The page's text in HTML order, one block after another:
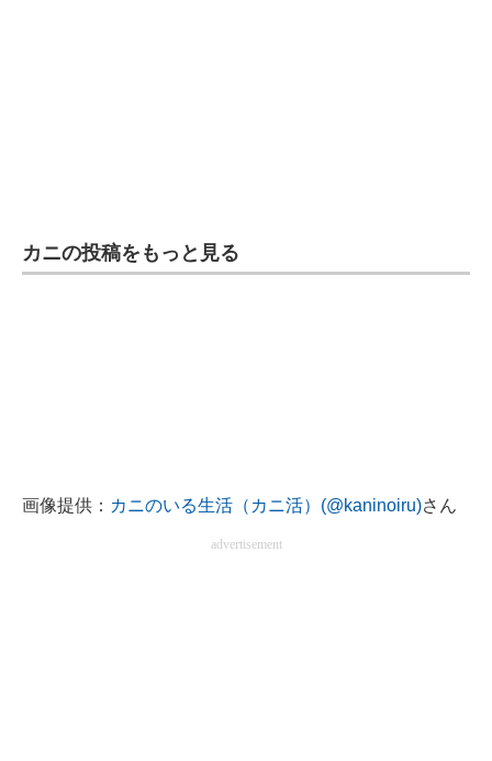
カニの投稿をもっと見る
画像提供： カニのいる生活（カニ活）(@kaninoiru)さん
advertisement